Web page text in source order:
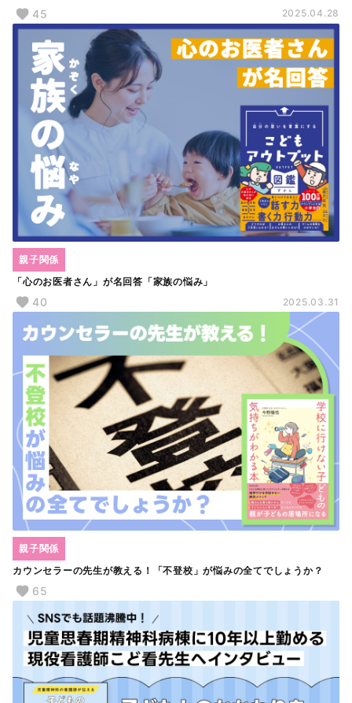
45 2025.04.28
「心のお医者さん」が名回答「家族の悩み」
親子関係
40 2025.03.31
カウンセラーの先生が教える！「不登校」が悩みの全てでしょうか？
親子関係
65